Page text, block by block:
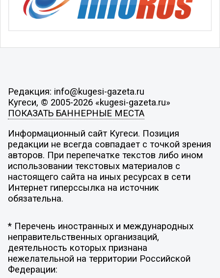
Редакция: info@kugesi-gazeta.ru
Кугеси, © 2005-2026 «kugesi-gazeta.ru»
ПОКАЗАТЬ БАННЕРНЫЕ МЕСТА
Информационный сайт Кугеси. Позиция
редакции не всегда совпадает с точкой зрения
авторов. При перепечатке текстов либо ином
использовании текстовых материалов с
настоящего сайта на иных ресурсах в сети
Интернет гиперссылка на источник
обязательна.
* Перечень иностранных и международных
неправительственных организаций,
деятельность которых признана
нежелательной на территории Российской
Федерации: